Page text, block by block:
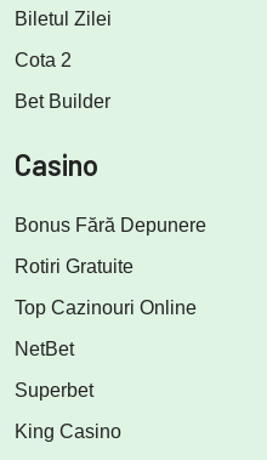
Biletul Zilei
Cota 2
Bet Builder
Casino
Bonus Fără Depunere
Rotiri Gratuite
Top Cazinouri Online
NetBet
Superbet
King Casino